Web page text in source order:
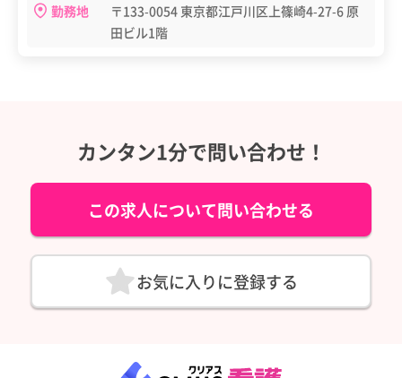
勤務地
〒133-0054 東京都江戸川区上篠崎4-27-6 原
田ビル1階
カンタン1分で問い合わせ！
この求人について問い合わせる
お気に入りに登録する